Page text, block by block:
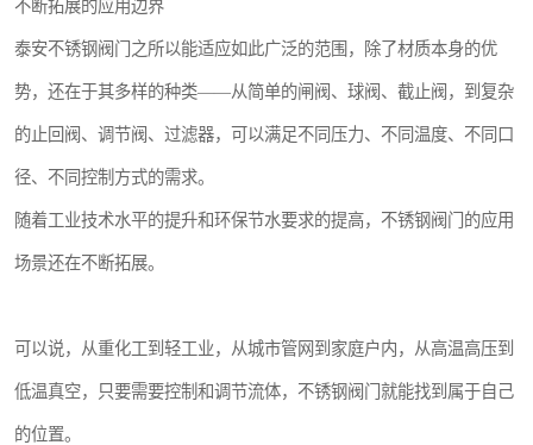
不断拓展的应用边界
泰安不锈钢阀门之所以能适应如此广泛的范围，除了材质本身的优
势，还在于其多样的种类——从简单的闸阀、球阀、截止阀，到复杂
的止回阀、调节阀、过滤器，可以满足不同压力、不同温度、不同口
径、不同控制方式的需求。
随着工业技术水平的提升和环保节水要求的提高，不锈钢阀门的应用
场景还在不断拓展。
可以说，从重化工到轻工业，从城市管网到家庭户内，从高温高压到
低温真空，只要需要控制和调节流体，不锈钢阀门就能找到属于自己
的位置。